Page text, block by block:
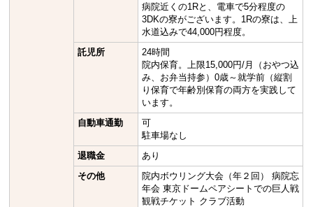
病院近くの1Rと、電車で5分程度の
3DKの寮がございます。1Rの寮は、上
水道込みで44,000円程度。
託児所
24時間
院内保育。上限15,000円/月（おやつ込
み、お弁当持参）0歳～就学前（縦割
り保育で年齢別保育の両方を実践して
います。
自動車通勤
可
駐車場なし
退職金
あり
その他
院内ボウリング大会（年２回） 病院忘
年会 東京ドームペアシートでの巨人戦
観戦チケット クラブ活動